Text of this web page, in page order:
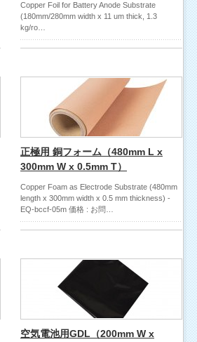
Copper Foil for Battery Anode Substrate
(180mm/280mm width x 11 um thick, 1.3
kg/ro…
正極用 銅フォーム（480mm L x
300mm W x 0.5mm T）
Copper Foam as Electrode Substrate (480mm
length x 300mm width x 0.5 mm thickness) -
EQ-bccf-05m 価格 : お問…
空気電池用GDL（200mm W x